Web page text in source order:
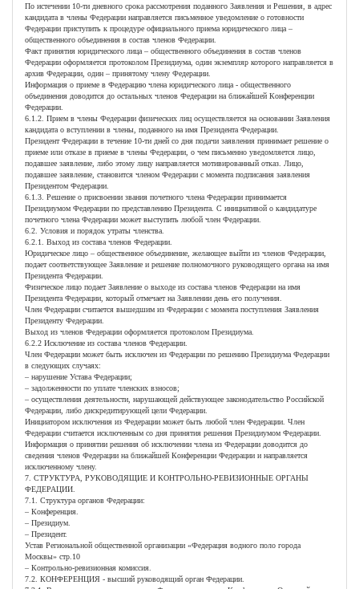
По истечении 10-ти дневного срока рассмотрения поданного Заявления и Решения, в адрес
кандидата в члены Федерации направляется письменное уведомление о готовности
Федерации приступить к процедуре официального приема юридического лица –
общественного объединения в состав членов Федерации.
Факт принятия юридического лица – общественного объединения в состав членов
Федерации оформляется протоколом Президиума, один экземпляр которого направляется в
архив Федерации, один – принятому члену Федерации.
Информация о приеме в Федерацию члена юридического лица - общественного
объединения доводится до остальных членов Федерации на ближайшей Конференции
Федерации.
6.1.2. Прием в члены Федерации физических лиц осуществляется на основании Заявления
кандидата о вступлении в члены, поданного на имя Президента Федерации.
Президент Федерации в течение 10-ти дней со дня подачи заявления принимает решение о
приеме или отказе в приеме в члены Федерации, о чем письменно уведомляется лицо,
подавшее заявление, либо этому лицу направляется мотивированный отказ. Лицо,
подавшее заявление, становится членом Федерации с момента подписания заявления
Президентом Федерации.
6.1.3. Решение о присвоении звания почетного члена Федерации принимается
Президиумом Федерации по представлению Президента. С инициативой о кандидатуре
почетного члена Федерации может выступить любой член Федерации.
6.2. Условия и порядок утраты членства.
6.2.1. Выход из состава членов Федерации.
Юридическое лицо – общественное объединение, желающее выйти из членов Федерации,
подает соответствующее Заявление и решение полномочного руководящего органа на имя
Президента Федерации.
Физическое лицо подает Заявление о выходе из состава членов Федерации на имя
Президента Федерации, который отмечает на Заявлении день его получения.
Член Федерации считается вышедшим из Федерации с момента поступления Заявления
Президенту Федерации.
Выход из членов Федерации оформляется протоколом Президиума.
6.2.2 Исключение из состава членов Федерации.
Член Федерации может быть исключен из Федерации по решению Президиума Федерации
в следующих случаях:
– нарушение Устава Федерации;
– задолженности по уплате членских взносов;
– осуществления деятельности, нарушающей действующее законодательство Российской
Федерации, либо дискредитирующей цели Федерации.
Инициатором исключения из Федерации может быть любой член Федерации. Член
Федерации считается исключенным со дня принятия решения Президиумом Федерации.
Информация о принятии решения об исключении члена из Федерации доводится до
сведения членов Федерации на ближайшей Конференции Федерации и направляется
исключенному члену.
7. СТРУКТУРА, РУКОВОДЯЩИЕ И КОНТРОЛЬНО-РЕВИЗИОННЫЕ ОРГАНЫ
ФЕДЕРАЦИИ.
7.1. Структура органов Федерации:
– Конференция.
– Президиум.
– Президент.
Устав Региональной общественной организации «Федерация водного поло города
Москвы» стр.10
– Контрольно-ревизионная комиссия.
7.2. КОНФЕРЕНЦИЯ - высший руководящий орган Федерации.